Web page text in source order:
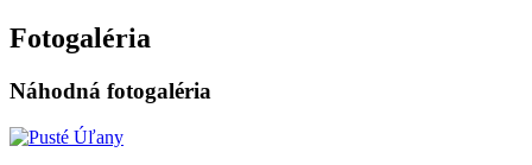
Fotogaléria
Náhodná fotogaléria